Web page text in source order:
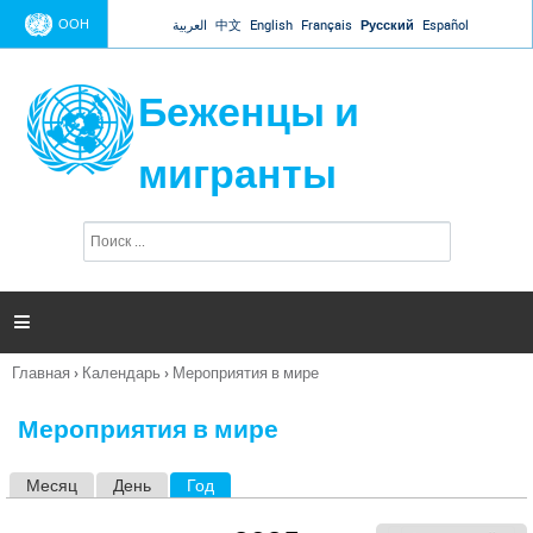
Jump to navigation
ООН العربية 中文 English Français Русский Español
Беженцы и
мигранты
п
и

Вы
Главная › Календарь › Мероприятия в мире
Мероприятия в мире
Месяц День Год